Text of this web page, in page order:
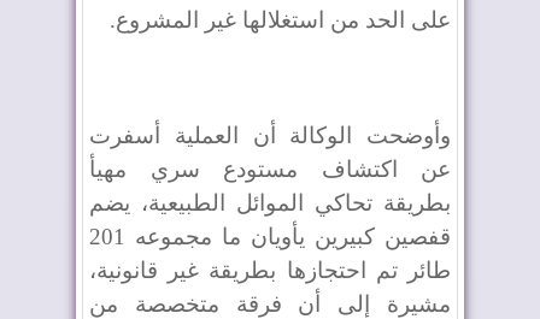
على الحد من استغلالها غير المشروع.
وأوضحت الوكالة أن العملية أسفرت
عن اكتشاف مستودع سري مهيأ
بطريقة تحاكي الموائل الطبيعية، يضم
قفصين كبيرين يأويان ما مجموعه 201
طائر تم احتجازها بطريقة غير قانونية،
مشيرة إلى أن فرقة متخصصة من